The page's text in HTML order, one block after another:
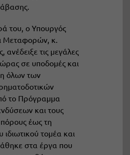
του, ο Υπουργός
Μεταφορών, κ.
ανέδειξε τις μεγάλες
σε υποδομές και
όλων των
το Πρόγραμμα
και τους
έως τη
ιδιωτικού τομέα και
στα έργα που